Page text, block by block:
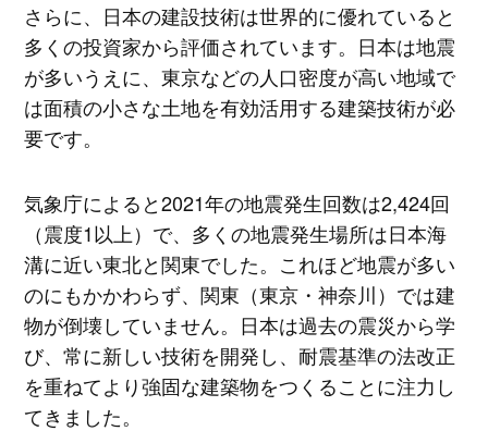
さらに、日本の建設技術は世界的に優れていると
多くの投資家から評価されています。日本は地震
が多いうえに、東京などの人口密度が高い地域で
は面積の小さな土地を有効活用する建築技術が必
要です。
気象庁によると2021年の地震発生回数は2,424回
（震度1以上）で、多くの地震発生場所は日本海
溝に近い東北と関東でした。これほど地震が多い
のにもかかわらず、関東（東京・神奈川）では建
物が倒壊していません。日本は過去の震災から学
び、常に新しい技術を開発し、耐震基準の法改正
を重ねてより強固な建築物をつくることに注力し
てきました。